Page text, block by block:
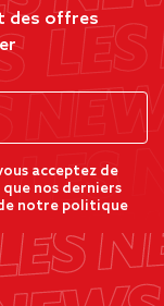
des offres
acceptez de
nos derniers
notre politique